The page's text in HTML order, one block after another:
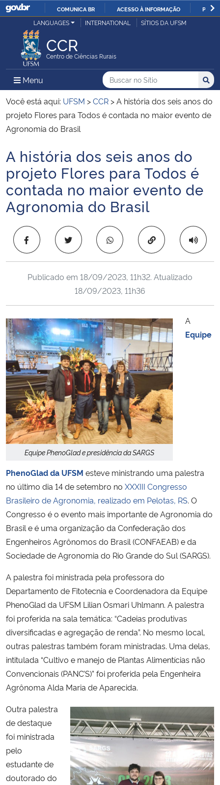
IR
COMUNICA BR ACESSO À INFORMAÇÃO
Ministério da Justiça e Segurança Pública
Ministério da Defesa
Ministério das Relações Exteriores
Ministério da Economia
Ministério da Infraestrutura
Ministério da Agricultura, Pecuária e Abastecimento
Ministério da Educação
Ministério da Cidadania
Ministério da Saúde
Ministério de Minas e Energia
Ministério da Ciência, Tecnologia, Inovações e Comunicações
Ministério do Meio Ambiente
Ministério do Turismo
Ministério do Desenvolvimento Regional
Controladoria-Geral da União
Ministério da Mulher, da Família e dos Direitos Humanos
Secretaria de Governo
Gabinete de Segurança Institucional
Advocacia-Geral da União
Planalto
LANGUAGES INTERNATIONAL SÍTIOS DA UFSM
CCR
Centro de Ciências Rurais
Menu Menu Principal do Sítio
Busca
Buscar no no Sítio
Busca:
Você está aqui: UFSM >CCR >A história dos seis anos do
projeto Flores para Todos é contada no maior evento de
Agronomia do Brasil
Início do conteúdo
A história dos seis anos do
projeto Flores para Todos é
contada no maior evento de
Agronomia do Brasil
Copiar para área
Publicado em 18/09/2023, 11h32. Atualizado
18/09/2023, 11h36
Equipe PhenoGlad e presidência da SARGS
A
Equipe
PhenoGlad da UFSM esteve ministrando uma palestra
no último dia 14 de setembro no XXXIII Congresso
Brasileiro de Agronomia, realizado em Pelotas, RS. O
Congresso é o evento mais importante de Agronomia do
Brasil e é uma organização da Confederação dos
Engenheiros Agrônomos do Brasil (CONFAEAB) e da
Sociedade de Agronomia do Rio Grande do Sul (SARGS).
A palestra foi ministrada pela professora do
Departamento de Fitotecnia e Coordenadora da Equipe
PhenoGlad da UFSM Lilian Osmari Uhlmann. A palestra
foi proferida na sala temática: “Cadeias produtivas
diversificadas e agregação de renda”. No mesmo local,
outras palestras também foram ministradas. Uma delas,
intitulada “Cultivo e manejo de Plantas Alimentícias não
Convencionais (PANC’S)” foi proferida pela Engenheira
Agrônoma Alda Maria de Aparecida.
Outra palestra
de destaque
foi ministrada
pelo
estudante de
doutorado do